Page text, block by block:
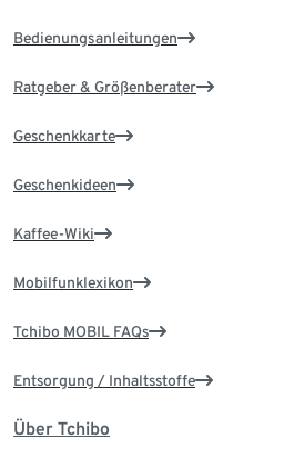
Bedienungsanleitungen
Ratgeber & Größenberater
Geschenkkarte
Geschenkideen
Kaffee-Wiki
Mobilfunklexikon
Tchibo MOBIL FAQs
Entsorgung / Inhaltsstoffe
Über Tchibo